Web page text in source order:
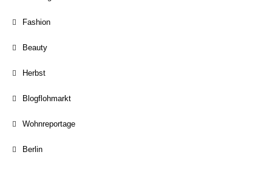
Fashion
Beauty
Herbst
Blogflohmarkt
Wohnreportage
Berlin